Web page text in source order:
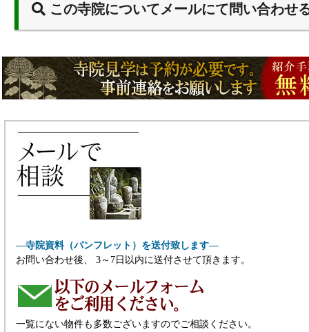
この寺院についてメールにて問い合わせ
―寺院資料（パンフレット）を送付致します―
お問い合わせ後、 3～7日以内に送付させて頂きます。
一覧にない物件も多数ございますのでご相談ください。